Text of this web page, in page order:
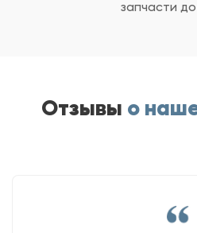
запчасти до
Отзывы о